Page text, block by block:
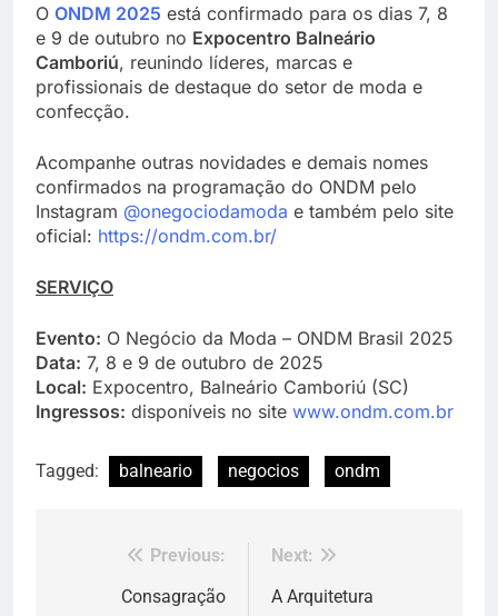
O ONDM 2025 está confirmado para os dias 7, 8
e 9 de outubro no Expocentro Balneário
Camboriú, reunindo líderes, marcas e
profissionais de destaque do setor de moda e
confecção.
Acompanhe outras novidades e demais nomes
confirmados na programação do ONDM pelo
Instagram @onegociodamoda e também pelo site
oficial: https://ondm.com.br/
SERVIÇO
Evento: O Negócio da Moda – ONDM Brasil 2025
Data: 7, 8 e 9 de outubro de 2025
Local: Expocentro, Balneário Camboriú (SC)
Ingressos: disponíveis no site www.ondm.com.br
Tagged: balneario negocios ondm
Navegação
Previous:
Consagração
Next:
A Arquitetura